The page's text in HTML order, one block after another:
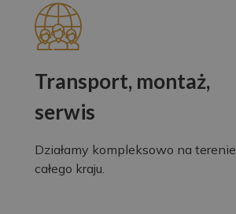
Transport, montaż,
serwis
Działamy kompleksowo na terenie
całego kraju.